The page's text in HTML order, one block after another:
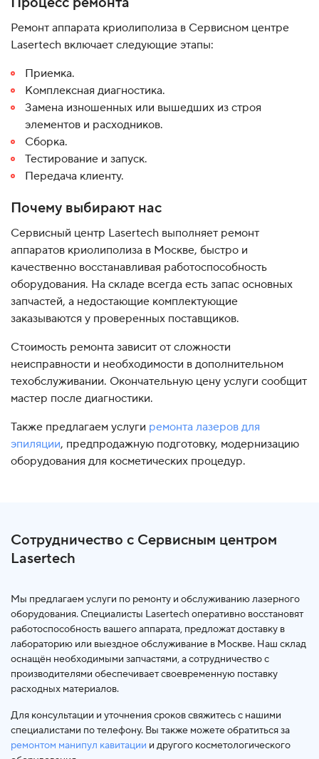
Ремонт аппарата криолиполиза в Сервисном центре
Lasertech включает следующие этапы:
Приемка.
Комплексная диагностика.
Замена изношенных или вышедших из строя
элементов и расходников.
Сборка.
Тестирование и запуск.
Передача клиенту.
Почему выбирают нас
Сервисный центр Lasertech выполняет ремонт
аппаратов криолиполиза в Москве, быстро и
качественно восстанавливая работоспособность
оборудования. На складе всегда есть запас основных
запчастей, а недостающие комплектующие
заказываются у проверенных поставщиков.
Стоимость ремонта зависит от сложности
неисправности и необходимости в дополнительном
техобслуживании. Окончательную цену услуги сообщит
мастер после диагностики.
Также предлагаем услуги ремонта лазеров для
эпиляции, предпродажную подготовку, модернизацию
оборудования для косметических процедур.
Сотрудничество с Сервисным центром
Lasertech
Мы предлагаем услуги по ремонту и обслуживанию лазерного
оборудования. Специалисты Lasertech оперативно восстановят
работоспособность вашего аппарата, предложат доставку в
лабораторию или выездное обслуживание в Москве. Наш склад
оснащён необходимыми запчастями, а сотрудничество с
производителями обеспечивает своевременную поставку
расходных материалов.
Для консультации и уточнения сроков свяжитесь с нашими
специалистами по телефону. Вы также можете обратиться за
ремонтом манипул кавитации и другого косметологического